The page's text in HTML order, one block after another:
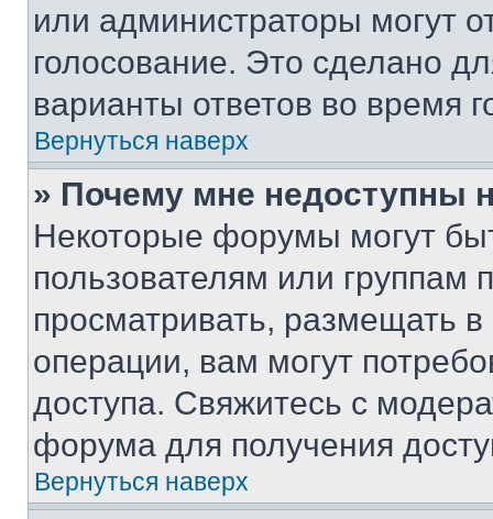
или администраторы могут
голосование. Это сделано
варианты ответов во время
Вернуться наверх
» Почему мне недоступны
Некоторые форумы могут
пользователям или группам
просматривать, размещать
операции, вам могут
доступа. Свяжитесь с
форума для получения
Вернуться наверх